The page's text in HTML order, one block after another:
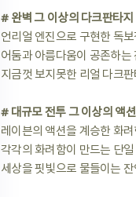
# 완벽 그 이상의 다크판타
언리얼 엔진으로 구현한 독
어둠과 아름다움이 공존하는
지금껏 보지못한 리얼 다크
# 대규모 전투 그 이상의 액
레이븐의 액션을 계승한 화
각각의 화려함이 만드는 단
세상을 핏빛으로 물들이는